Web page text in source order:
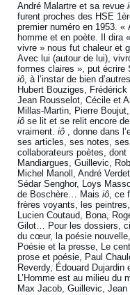
André Malartre et sa revue
furent proches des HSE
premier numéro en 1953.
homme et en poète. Il dira
vivre » nous fut chaleur et
Avec lui (autour de lui),
formes claires », put écrire
iô, à l’instar de bien
Hubert Bouziges,
Jean Rousselot, Cécile et
Millas-Martin, Pierre
iô se lit et se relit encore
vraiment.iô , donne dans
ses articles, ses notes,
collaborateurs poètes,
Mandiargues, Guillevic,
Michel Manoll, André
Sédar Senghor, Loys
de Boschère… Maisiô, ce
frères voyants, les
Lucien Coutaud, Bona,
Gilot… Pour les dossiers,
du cœur, la poésie
Poésie et la presse, Le
prose et poésie, Paul
Reverdy, Édouard Dujardin
L’Homme est au milieu du
Max Jacob, Guillevic,